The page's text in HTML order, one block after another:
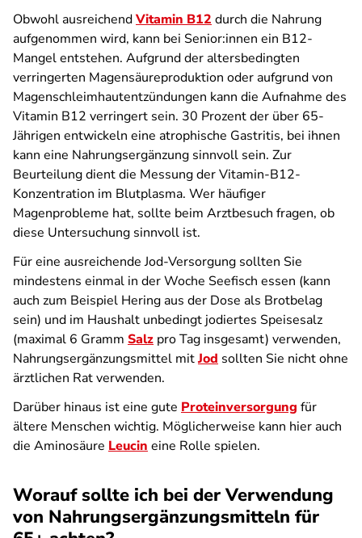
Obwohl ausreichendVitamin B12 durch die Nahrung
aufgenommen wird, kann bei Senior:innen ein B12-
Mangel entstehen. Aufgrund der altersbedingten
verringerten Magensäureproduktion oder aufgrund von
Magenschleimhautentzündungen kann die Aufnahme des
Vitamin B12 verringert sein. 30 Prozent der über 65-
Jährigen entwickeln eine atrophische Gastritis, bei ihnen
kann eine Nahrungsergänzung sinnvoll sein. Zur
Beurteilung dient die Messung der Vitamin-B12-
Konzentration im Blutplasma. Wer häufiger
Magenprobleme hat, sollte beim Arztbesuch fragen, ob
diese Untersuchung sinnvoll ist.
Für eine ausreichende Jod-Versorgung sollten Sie
mindestens einmal in der Woche Seefisch essen (kann
auch zum Beispiel Hering aus der Dose als Brotbelag
sein) und im Haushalt unbedingt jodiertes Speisesalz
(maximal 6 Gramm Salz pro Tag insgesamt) verwenden,
Nahrungsergänzungsmittel mitJod sollten Sie nicht ohne
ärztlichen Rat verwenden.
Darüber hinaus ist eine gute Proteinversorgung für
ältere Menschen wichtig. Möglicherweise kann hier auch
die Aminosäure Leucin eine Rolle spielen.
Worauf sollte ich bei der Verwendung
von Nahrungsergänzungsmitteln für